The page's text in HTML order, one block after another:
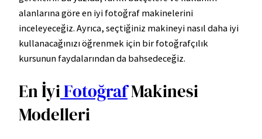
alanlarına göre en iyi fotoğraf makinelerini
inceleyeceğiz. Ayrıca, seçtiğiniz makineyi nasıl daha iyi
kullanacağınızı öğrenmek için bir fotoğrafçılık
kursunun faydalarından da bahsedeceğiz.
En İyiFotoğrafMakinesi
Modelleri